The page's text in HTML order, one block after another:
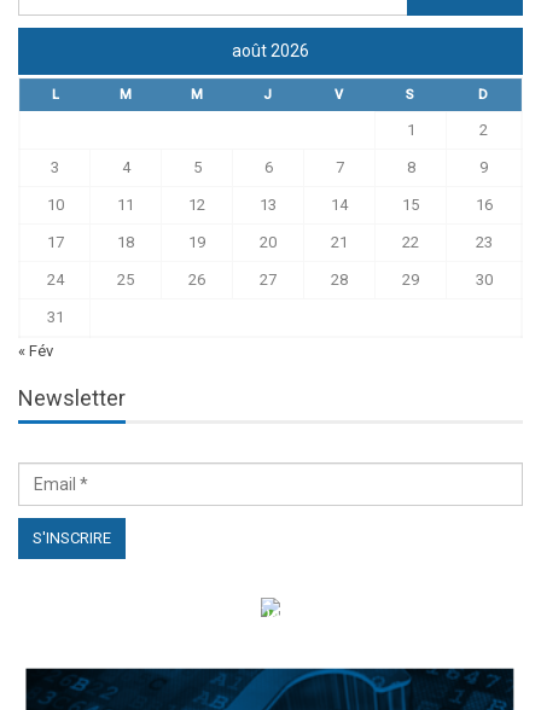
août 2026
L M M J V S D
1 2
3 4 5 6 7 8 9
10 11 12 13 14 15 16
17 18 19 20 21 22 23
24 25 26 27 28 29 30
31
« Fév
Newsletter
الهياكل الخاضعة لقانون النفاذ إلى المعلومة